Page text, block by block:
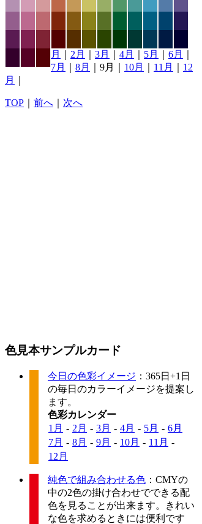
月 2月 3月 4月 5月 6月
7月
8月 ｜9月｜ 10月 11月
12
月
TOP 前へ 次へ
色見本サンプルカード
今日の色彩イメージ ：365日+1日
の毎日のカラーイメージを提案し
ます。
色彩カレンダー
1月 - 2月 - 3月 - 4月 - 5月 - 6月
7月 - 8月 - 9月 - 10月 - 11月 -
12月
純色で組み合わせる色 ：CMYの
中の2色の掛け合わせでできる配
色を見ることが出来ます。きれい
な色を求めるときには便利です